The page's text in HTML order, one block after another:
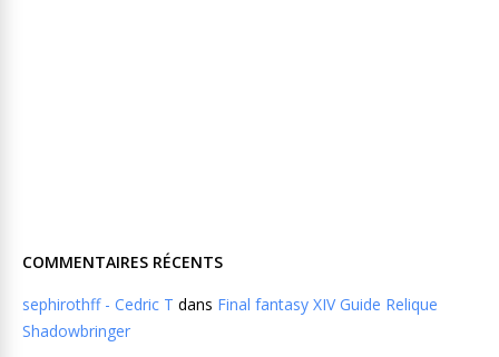
COMMENTAIRES RÉCENTS
sephirothff - Cedric T dans Final fantasy XIV Guide Relique
Shadowbringer